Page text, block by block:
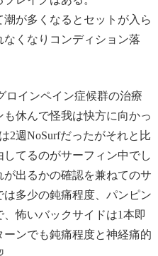
が多くなるとセットが入ら
くなりコンディション落
ロインペイン症候群の治療
休んで怪我は快方に向かっ
2週NoSurfだったがそれと比
てるのがサーフィン中でし
出るかの確認を兼ねてのサ
多少の鈍痛程度、パンピン
怖いバックサイドは1本即
ンでも鈍痛程度と神経痛的